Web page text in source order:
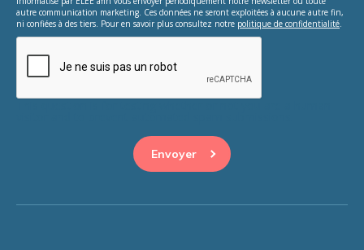
autre communication marketing. Ces données ne seront exploitées à aucune autre fin,
ni confiées à des tiers. Pour en savoir plus consultez notre politique de confidentialité